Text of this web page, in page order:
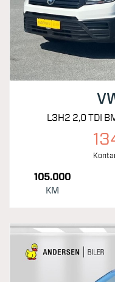
L3H2 2,0 TDI
105.000
KM